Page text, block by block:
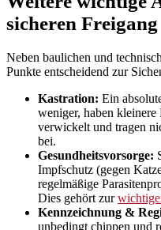
sicheren Freigang
Neben baulichen und
Punkte entscheidend zur
Kastration: Ein
weniger, haben
verwickelt und tragen
bei.
Gesundheitsvorsorge:
Impfschutz (gegen
regelmäßige
Dies gehört zur
Kennzeichnung &
unbedingt chippen und